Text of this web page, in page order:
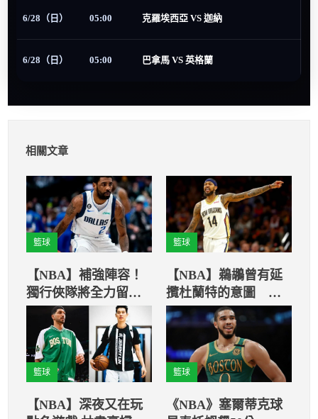
6/28（日） 05:00 克羅埃西亞 VS 迦納
6/28（日） 05:00 巴拿馬 VS 英格蘭
相關文章
籃球
【NBA】補強陣容！
獨行俠隊將全力留下
厄文
籃球
【NBA】鵜鶘曾有延
攬杜蘭特的意圖 惟
因不願放棄英格倫而
破局
籃球
【NBA】深夜又在玩
籃球
《NBA》塞爾蒂克球